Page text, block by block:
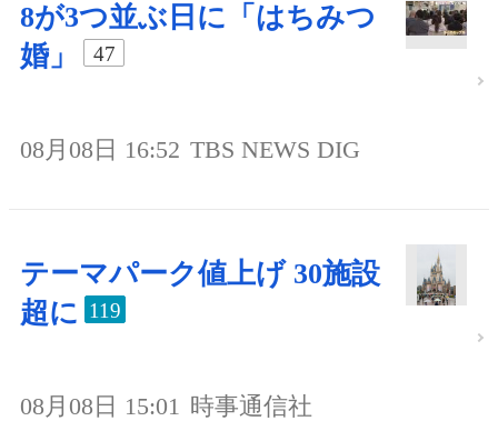
8が3つ並ぶ日に「はちみつ
婚」
47
08月08日 16:52 TBS NEWS DIG
テーマパーク値上げ 30施設
超に 119
08月08日 15:01 時事通信社